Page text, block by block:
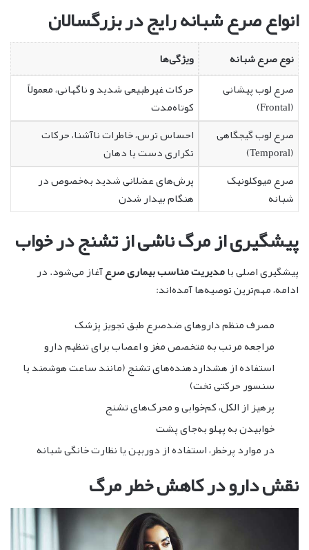
انواع صرع شبانه رایج در بزرگسالان
نوع صرع شبانه
ویژگی‌ها
صرع لوب پیشانی
(Frontal)
حرکات غیرطبیعی شدید و ناگهانی، معمولاً
کوتاه‌مدت
صرع لوب گیجگاهی
(Temporal)
احساس ترس، خاطرات ناآشنا، حرکات
تکراری دست یا دهان
صرع میوکلونیک
شبانه
پرش‌های عضلانی شدید به‌خصوص در
هنگام بیدار شدن
پیشگیری از مرگ ناشی از تشنج در خواب
پیشگیری اصلی بامدیریت مناسب بیماری صرعآغاز می‌شود. در
ادامه، مهم‌ترین توصیه‌ها آمده‌اند:
مصرف منظم داروهای ضدصرع طبق تجویز پزشک
مراجعه مرتب به متخصص مغز و اعصاب برای تنظیم دارو
استفاده از هشداردهنده‌های تشنج (مانند ساعت هوشمند یا
سنسور حرکتی تخت)
پرهیز از الکل، کم‌خوابی و محرک‌های تشنج
خوابیدن به پهلو به‌جای پشت
در موارد پرخطر، استفاده از دوربین یا نظارت خانگی شبانه
نقش دارو در کاهش خطر مرگ